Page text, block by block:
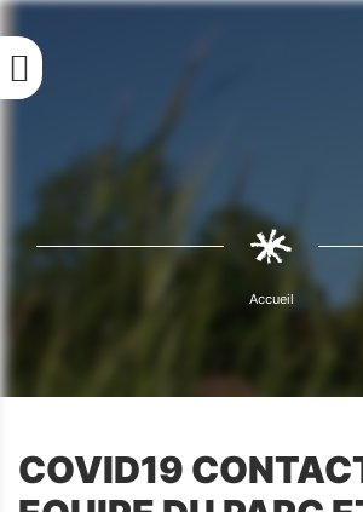
Aller
contenu
principal
Fil
d'Ariane
d'Ariane
Accueil
COVID19